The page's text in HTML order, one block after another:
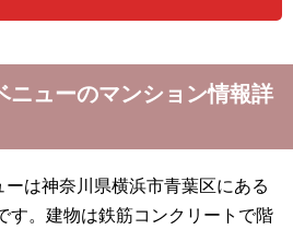
ニューのマンション情報詳
ーは神奈川県横浜市青葉区にある
す。建物は鉄筋コンクリートで階